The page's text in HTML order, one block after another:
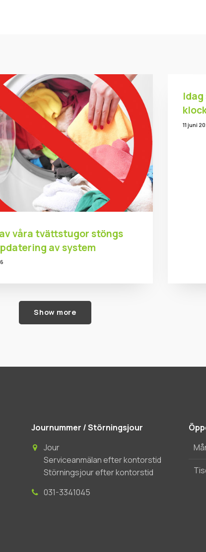
våra tvättstugor stöngs
av system
11 juni
Show more
Journummer / Störningsjour
Jour
Serviceanmälan efter kontorstid
Störningsjour efter kontorstid
031-3341045